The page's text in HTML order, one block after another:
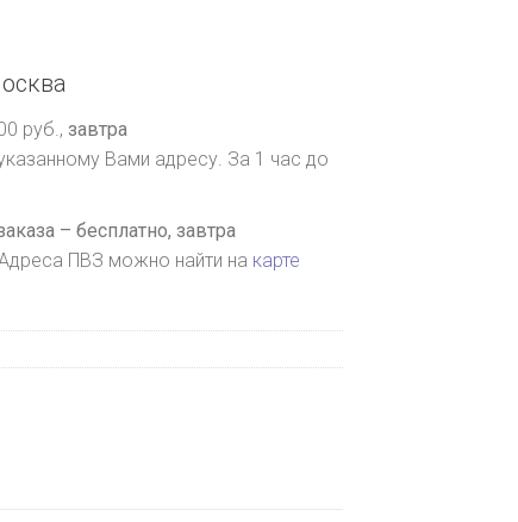
руб., завтра
Вами адресу. За 1 час до
– бесплатно, завтра
ПВЗ можно найти на карте